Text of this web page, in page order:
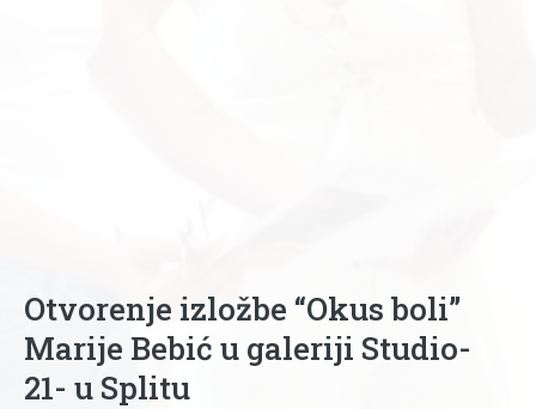
Otvorenje izložbe “Okus boli”
Marije Bebić u galeriji Studio-
21- u Splitu